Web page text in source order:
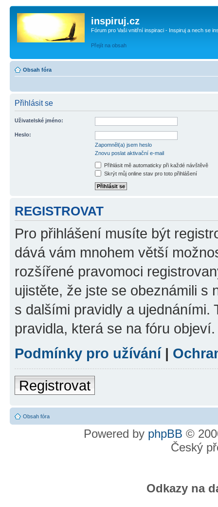
inspiruj.cz
Fórum pro Vaši vnitřní inspiraci - Inspiruj a nech se
Přejít na obsah
Obsah fóra
Přihlásit se
Uživatelské jméno:
Heslo:
Zapomněl(a) jsem heslo
Znovu poslat aktivační e-mail
Přihlásit mě automaticky při každé návštěvě
Skrýt můj online stav pro toto přihlášení
REGISTROVAT
Pro přihlášení musíte být
dává vám mnohem větší
rozšířené pravomoci
ujistěte, že jste se obeznámili s
s dalšími pravidly a ujednáními.
pravidla, která se na fóru objeví.
Podmínky pro užívání|
Registrovat
Obsah fóra
Powered by phpBB ©
Český
Odkazy na